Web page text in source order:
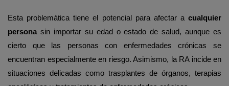
Esta problemática tiene el potencial para afectar a cualquier
persona sin importar su edad o estado de salud, aunque es
cierto que las personas con enfermedades crónicas se
encuentran especialmente en riesgo. Asimismo, la RA incide en
situaciones delicadas como trasplantes de órganos, terapias